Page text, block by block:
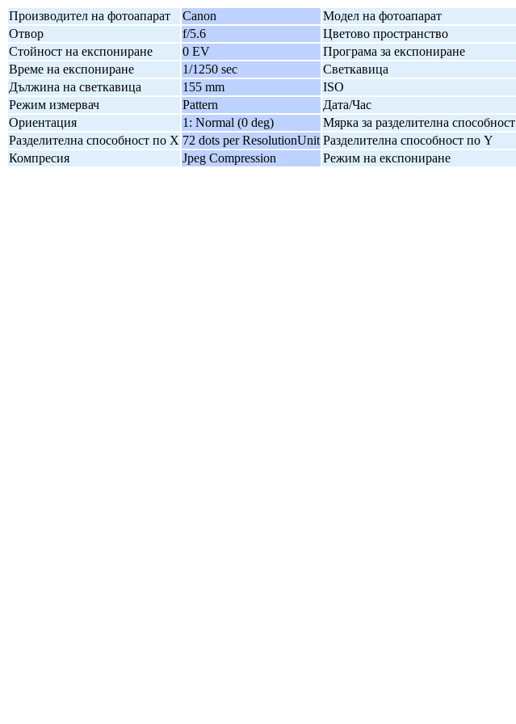
Производител на фотоапарат Canon Модел на фотоапарат
Отвор
f/5.6 Цветово пространство
Стойност на експониране
0 EV Програма за експониране
Време на експониране
1/1250 sec Светкавица
Дължина на светкавица
155 mm ISO
Режим измервач
Pattern Дата/Час
Ориентация
1: Normal (0 deg) Мярка за разделителна способност
Разделителна способност по X 72 dots per ResolutionUnit Разделителна способност по Y
Компресия
Jpeg Compression Режим на експониране